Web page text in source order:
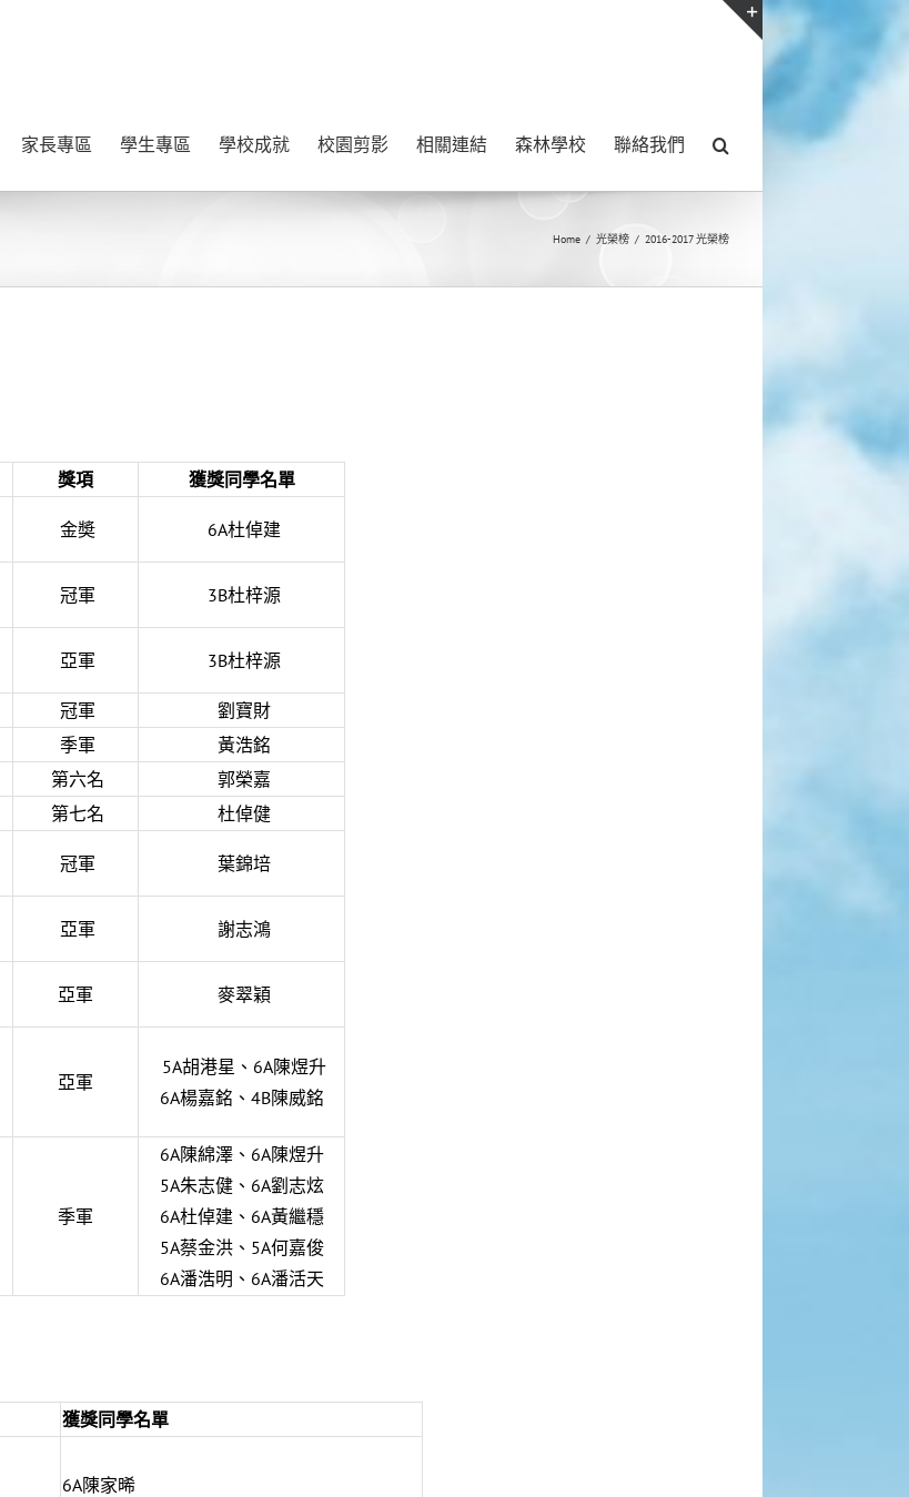
家長專區 學生專區 學校成就 校園剪影 相關連結 森林學校 聯絡我們
Home / 光榮榜 / 2016-2017 光榮榜
獎項 獲獎同學名單
金奬 6A杜倬建
冠軍 3B杜梓源
亞軍 3B杜梓源
冠軍
劉寶財
季軍
黃浩銘
第六名
郭榮嘉
第七名 杜倬健
冠軍 葉錦培
亞軍 謝志鴻
亞軍 麥翠穎
亞軍
5A胡港星、6A陳煜升
6A楊嘉銘、4B陳威銘
季軍
6A陳綿澤、6A陳煜升
5A朱志健、6A劉志炫
6A杜倬建、6A黃繼穩
5A蔡金洪、5A何嘉俊
6A潘浩明、6A潘活天
獲獎同學名單
6A陳家晞
Toggle
Sliding
Area